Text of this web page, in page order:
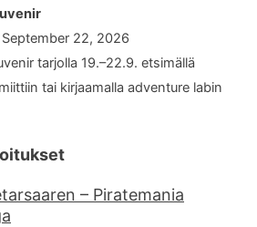
22, 2026
tarjolla 19.–22.9. etsimällä
tai kirjaamalla adventure labin
– Piratemania